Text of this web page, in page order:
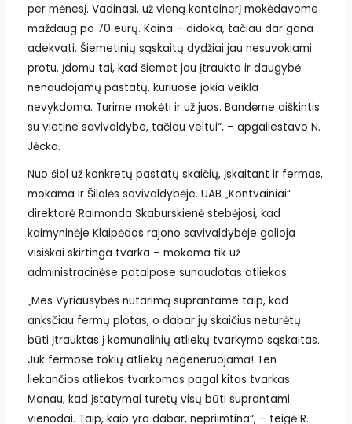
per mėnesį. Vadinasi, už vieną konteinerį mokėdavome
maždaug po 70 eurų. Kaina – didoka, tačiau dar gana
adekvati. Šiemetinių sąskaitų dydžiai jau nesuvokiami
protu. Įdomu tai, kad šiemet jau įtraukta ir daugybė
nenaudojamų pastatų, kuriuose jokia veikla
nevykdoma. Turime mokėti ir už juos. Bandėme aiškintis
su vietine savivaldybe, tačiau veltui“, – apgailestavo N.
Jėcka.
Nuo šiol už konkretų pastatų skaičių, įskaitant ir fermas,
mokama ir Šilalės savivaldybėje. UAB „Kontvainiai“
direktorė Raimonda Skaburskienė stebėjosi, kad
kaimyninėje Klaipėdos rajono savivaldybėje galioja
visiškai skirtinga tvarka – mokama tik už
administracinėse patalpose sunaudotas atliekas.
„Mes Vyriausybės nutarimą suprantame taip, kad
anksčiau fermų plotas, o dabar jų skaičius neturėtų
būti įtrauktas į komunalinių atliekų tvarkymo sąskaitas.
Juk fermose tokių atliekų negeneruojama! Ten
liekančios atliekos tvarkomos pagal kitas tvarkas.
Manau, kad įstatymai turėtų visų būti suprantami
vienodai. Taip, kaip yra dabar, nepriimtina“, – teigė R.